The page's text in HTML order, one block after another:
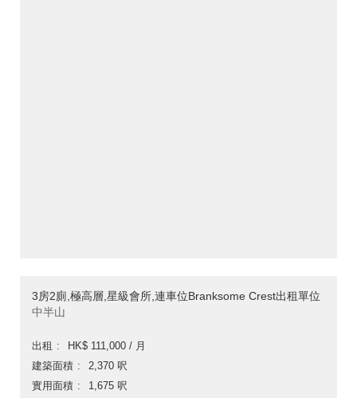
3房2廁,極高層,星級會所,連車位Branksome Crest出租單位
中半山
出租
HK$ 111,000 / 月
建築面積
2,370 呎
實用面積
1,675 呎